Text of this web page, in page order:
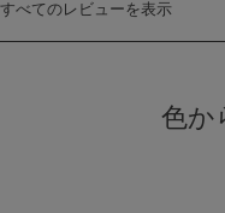
すべてのレビューを表示
色か